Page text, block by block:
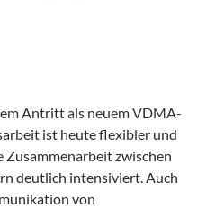
Antritt als neuem VDMA-
ist heute flexibler und
Zusammenarbeit zwischen
deutlich intensiviert. Auch
von